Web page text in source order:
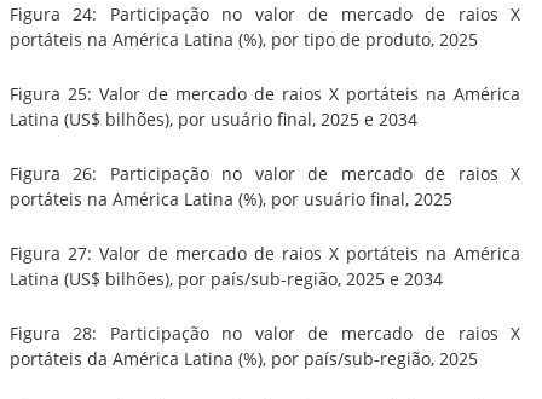
Figura 24: Participação no valor de mercado de raios X
portáteis na América Latina (%), por tipo de produto, 2025
Figura 25: Valor de mercado de raios X portáteis na América
Latina (US$ bilhões), por usuário final, 2025 e 2034
Figura 26: Participação no valor de mercado de raios X
portáteis na América Latina (%), por usuário final, 2025
Figura 27: Valor de mercado de raios X portáteis na América
Latina (US$ bilhões), por país/sub-região, 2025 e 2034
Figura 28: Participação no valor de mercado de raios X
portáteis da América Latina (%), por país/sub-região, 2025